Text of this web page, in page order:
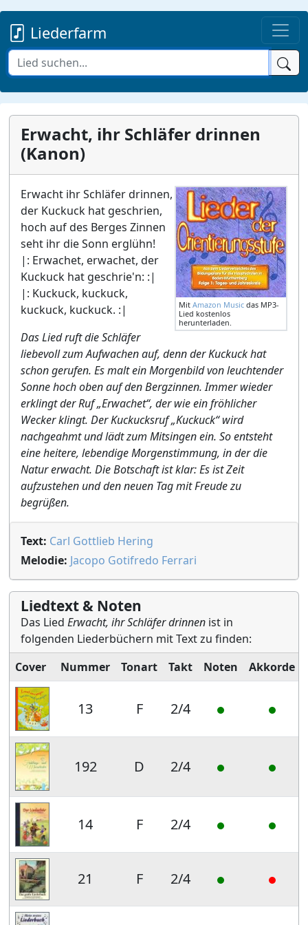
Liederfarm
Erwacht, ihr Schläfer drinnen
(Kanon)
Mit Amazon Music das MP3-
Lied kostenlos
herunterladen.
Erwacht ihr Schläfer drinnen,
der Kuckuck hat geschrien,
hoch auf des Berges Zinnen
seht ihr die Sonn erglühn!
|: Erwachet, erwachet, der
Kuckuck hat geschrie'n: :|
|: Kuckuck, kuckuck,
kuckuck, kuckuck. :|
Das Lied ruft die Schläfer
liebevoll zum Aufwachen auf, denn der Kuckuck hat
schon gerufen. Es malt ein Morgenbild von leuchtender
Sonne hoch oben auf den Bergzinnen. Immer wieder
erklingt der Ruf „Erwachet“, der wie ein fröhlicher
Wecker klingt. Der Kuckucksruf „Kuckuck“ wird
nachgeahmt und lädt zum Mitsingen ein. So entsteht
eine heitere, lebendige Morgenstimmung, in der die
Natur erwacht. Die Botschaft ist klar: Es ist Zeit
aufzustehen und den neuen Tag mit Freude zu
begrüßen.
Text: Carl Gottlieb Hering
Melodie: Jacopo Gotifredo Ferrari
Liedtext & Noten
Das Lied Erwacht, ihr Schläfer drinnen ist in
folgenden Liederbüchern mit Text zu finden:
Cover
Nummer Tonart Takt Noten Akkorde
13 F 2/4
192 D 2/4
14 F 2/4
21 F 2/4